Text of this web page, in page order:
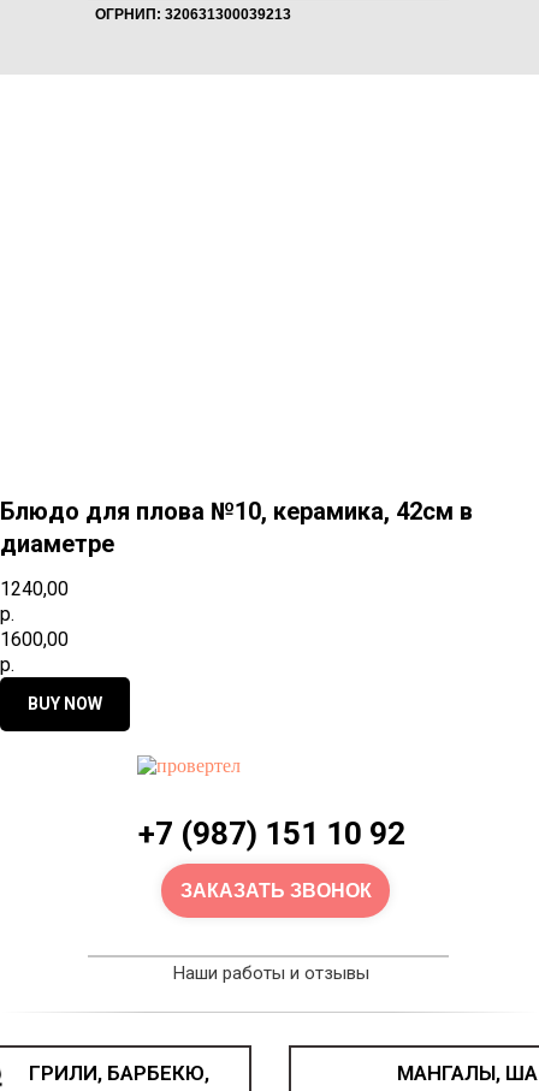
ОГРНИП: 320631300039213
Блюдо для плова №10, керамика, 42см в
диаметре
1240,00
р.
1600,00
р.
BUY NOW
+7 (987) 151 10 92
Наши работы и отзывы
ЗАКАЗАТЬ ЗВОНОК
ГРИЛИ, БАРБЕКЮ,
МАНГАЛЫ,